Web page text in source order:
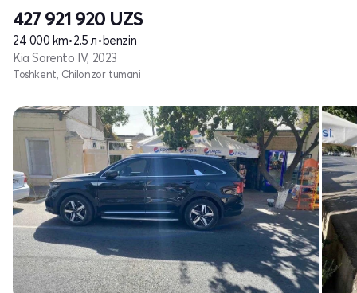
427 921 920 UZS
24 000 km•2.5 л• benzin
Kia Sorento IV, 2023
Toshkent, Chilonzor tumani